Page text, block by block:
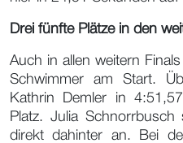
Drei fünfte Plätze in den
Auch in allen weitern
Schwimmer am Start.
Kathrin Demler in
Platz. Julia
direkt dahinter an. Bei